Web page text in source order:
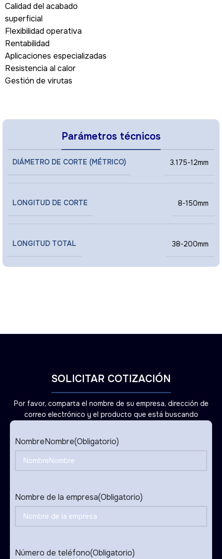
Calidad del acabado
superficial
Flexibilidad operativa
Rentabilidad
Aplicaciones especializadas
Resistencia al calor
Gestión de virutas
Parámetros técnicos
DIÁMETRO DE CORTE (MÉTRICO) 3.175-12mm
LONGITUD DE CORTE 8-150mm
LONGITUD TOTAL 38-200mm
SOLICITAR COTIZACIÓN
Por favor, comparta el nombre de su empresa, dirección de
correo electrónico y el producto que está buscando
NombreNombre(Obligatorio)
Nombre de la empresa(Obligatorio)
Número de teléfono(Obligatorio)